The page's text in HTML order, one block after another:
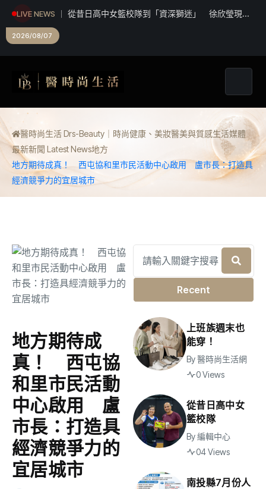
LIVE NEWS
攻城獅開訓為球隊加油
南投縣7月份人民團體立案及推動性別主流化成果
2026/08/07
醫時尚生活 Drs-Beauty｜時尚健康、美妝醫美與質感生活媒體
最新新聞 Latest News地方
地方期待成真！ 西屯協和里市民活動中心啟用 盧市長：打造具
經濟競爭力的宜居城市
地方期待成
真！ 西屯協
和里市民活動
中心啟用 盧
市長：打造具
經濟競爭力的
宜居城市
Recent
上班族週末也
能穿！
By醫時尚生活網
0 Views
從昔日高中女
籃校隊
By編輯中心
04 Views
南投縣7月份人